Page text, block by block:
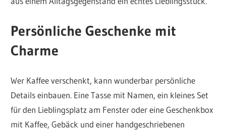
Persönliche Geschenke mit
Charme
Wer Kaffee verschenkt, kann wunderbar persönliche
Details einbauen. Eine Tasse mit Namen, ein kleines Set
für den Lieblingsplatz am Fenster oder eine Geschenkbox
mit Kaffee, Gebäck und einer handgeschriebenen